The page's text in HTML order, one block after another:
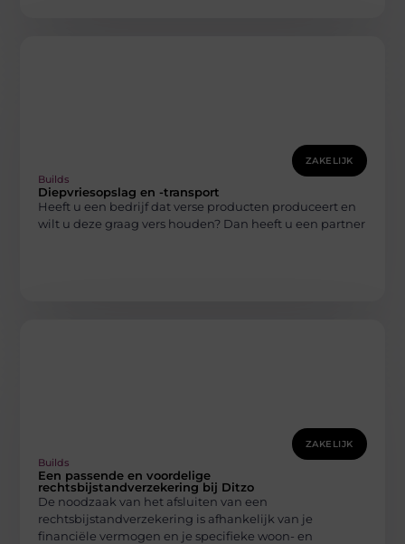
ZAKELIJK
Builds
Diepvriesopslag en -transport
Heeft u een bedrijf dat verse producten produceert en
wilt u deze graag vers houden? Dan heeft u een partner
ZAKELIJK
Builds
Een passende en voordelige
rechtsbijstandverzekering bij Ditzo
De noodzaak van het afsluiten van een
rechtsbijstandverzekering is afhankelijk van je
financiële vermogen en je specifieke woon- en